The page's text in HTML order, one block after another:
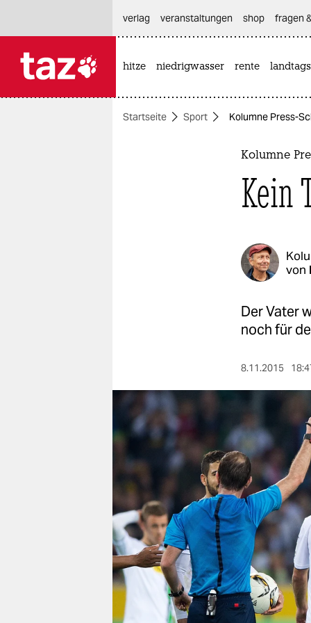
themen
verlag
verlag
veranstaltungen
shop
fragen & hilfe
unterstützen
abo
genossenschaft
verlag
veranstaltungen shop fragen
hitze niedrigwasser rente
Startseite Sport Kolumne Press-
Kolumne
Kein
von
Der Vater
noch für
8.11.2015